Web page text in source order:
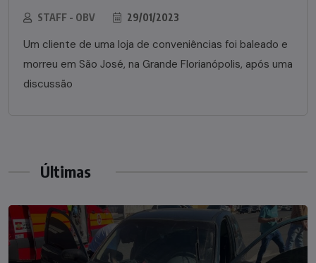
STAFF - OBV 29/01/2023
Um cliente de uma loja de conveniências foi baleado e
morreu em São José, na Grande Florianópolis, após uma
discussão
Últimas